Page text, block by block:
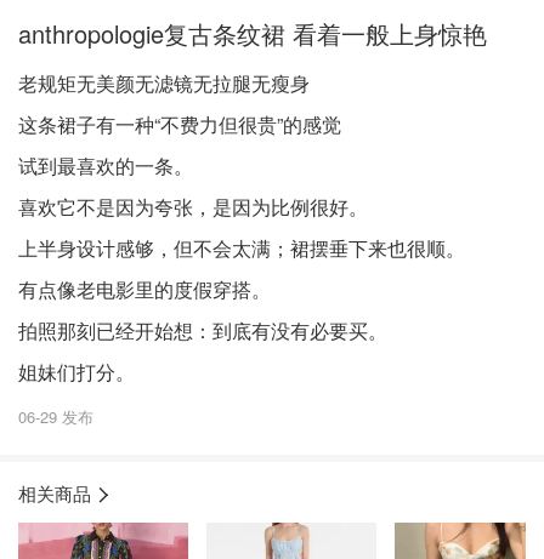
anthropologie复古条纹裙 看着一般上身惊艳
老规矩无美颜无滤镜无拉腿无瘦身
这条裙子有一种“不费力但很贵”的感觉
试到最喜欢的一条。
喜欢它不是因为夸张，是因为比例很好。
上半身设计感够，但不会太满；裙摆垂下来也很顺。
有点像老电影里的度假穿搭。
拍照那刻已经开始想：到底有没有必要买。
姐妹们打分。
06-29 发布
相关商品